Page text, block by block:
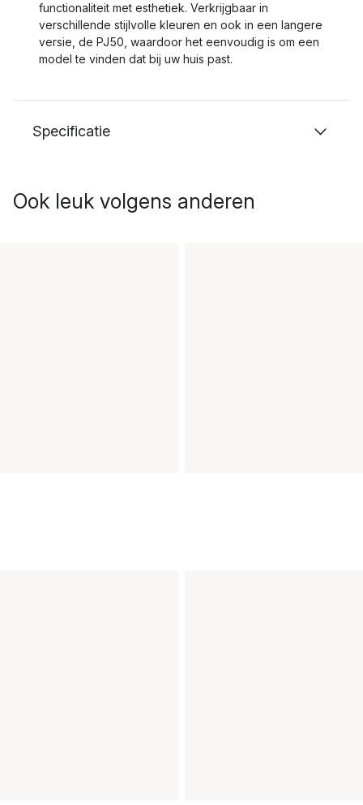
functionaliteit met esthetiek. Verkrijgbaar in
verschillende stijlvolle kleuren en ook in een langere
versie, de PJ50, waardoor het eenvoudig is om een
model te vinden dat bij uw huis past.
Specificatie
Ook leuk volgens anderen